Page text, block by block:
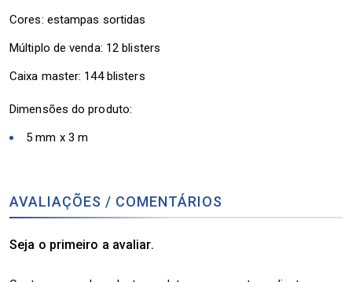
Cores: estampas sortidas
Múltiplo de venda: 12 blisters
Caixa master: 144 blisters
Dimensões do produto:
5 mm x 3 m
AVALIAÇÕES / COMENTÁRIOS
Seja o primeiro a avaliar.